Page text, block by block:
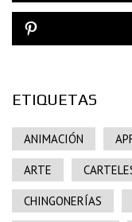
ETIQUETAS
ANIMACIÓN
ARTE
CHINGONERÍAS